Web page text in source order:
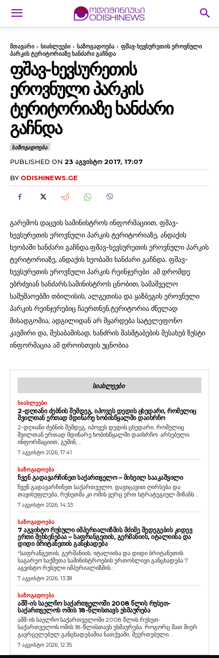
მთავარი სიახლეები საზოგადოება
ფშავ-ხევსურეთის ეროვნული
პარკის ტერიტორიაზე ხანძარი გაჩნდა
ᲤᲨᲐᲕ-ᲮᲔᲕᲡᲣᲠᲔᲗᲘᲡ
ᲔᲠᲝᲕᲜᲣᲚᲘ ᲞᲐᲠᲙᲘᲡ
ᲢᲔᲠᲘᲢᲝᲠᲘᲐᲖᲔ ᲮᲐᲜᲫᲐᲠᲘ
ᲒᲐᲩᲜᲓᲐ
ᲡᲐᲖᲝᲒᲐᲓᲝᲔᲑᲐ
PUBLISHED ON 23 ᲐᲒᲕᲘᲡᲢᲝ 2017, 17:07
BY ODISHINEWS.GE
გარემოს დაცვის სამინისტროს ინფორმაციით, ფშავ-
ხევსურეთის ეროვნული პარკის ტერიტორიაზე, ანდაქის
ხეობაში ხანძარი გაჩნდა.ფშავ-ხევსურეთის ეროვნული პარკის
ტერიტორიაზე, ანდაქის ხეობაში ხანძარი გაჩნდა. ფშავ-
ხევსურეთის ეროვნული პარკის რეინჯერები ამ დრომდე
ებრძვიან ხანძარს.სამინისტროს ცნობით, სამაშველო
სამუშაოებში თბილისის, ალგეთისა და ყაზბეგის ეროვნული
პარკის რეინჯერებიც ჩაერთნენ.ტერიტორია ძნელად
მისადგომია, ადგილიდან არ მყარდება სატელეფონო
კავშირი და, შესაბამისად, ხანძრის მასშტაბების შესახებ ზუსტი
ინფორმაცია ამ დროისთვის უცნობია
ᲡᲘᲐᲮᲚᲔᲔᲑᲘ
ᲡᲘᲐᲮᲚᲔᲔᲑᲘ
2-ᲓᲦᲘᲐᲜᲘ ᲫᲔᲑᲜᲘᲡ ᲨᲔᲛᲓᲔᲒ, ᲘᲞᲝᲕᲔᲡ ᲓᲔᲓᲘᲡ ᲪᲮᲔᲓᲐᲠᲘ, ᲠᲝᲛᲔᲚᲘᲪ
ᲨᲕᲘᲚᲗᲐᲜ ᲔᲠᲗᲐᲓ ᲛᲓᲘᲜᲐᲠᲔ ᲮᲝᲑᲘᲡᲬᲧᲐᲚᲨᲘ ᲓᲐᲘᲮᲠᲩᲝ
2-დღიანი ძებნის შემდეგ, იპოვეს დედის ცხედარი, რომელიც
შვილთან ერთად მდინარე ხობისწყალში დაიხრჩო. არსებული
ინფორმაციით, გუშინ,...
7 აგვისტო 2026, 17:41
ᲡᲐᲖᲝᲒᲐᲓᲝᲔᲑᲐ
ᲩᲕᲔᲜ ᲒᲐᲓᲐᲕᲐᲠᲩᲘᲜᲔᲗ ᲡᲐᲥᲐᲠᲗᲕᲔᲚᲝ – ᲛᲘᲮᲔᲘᲚ ᲡᲐᲐᲙᲐᲨᲕᲘᲚᲘ
ჩვენ გადავარჩინეთ საქართველო, დავიცავით ღირსება და
თავისუფლება, რუსეთმა კი ომის ვერც ერთ სტრატეგიულ მიზანს...
7 აგვისტო 2026, 14:33
ᲡᲐᲖᲝᲒᲐᲓᲝᲔᲑᲐ
7 ᲐᲒᲕᲘᲡᲢᲝ ᲠᲣᲡᲣᲚᲘ ᲘᲛᲞᲔᲠᲘᲐᲚᲘᲖᲛᲘᲡ ᲛᲫᲘᲛᲔ ᲨᲔᲓᲔᲒᲔᲑᲘᲡ ᲙᲘᲓᲔᲕ
ᲔᲠᲗᲘ ᲨᲔᲮᲡᲔᲜᲔᲑᲐᲐ – ᲡᲐᲤᲠᲐᲜᲒᲔᲗᲘᲡ, ᲒᲔᲠᲛᲐᲜᲘᲘᲡ, ᲘᲢᲐᲚᲘᲘᲡᲐ ᲓᲐ
ᲓᲘᲓᲘ ᲑᲠᲘᲢᲐᲜᲔᲗᲘᲡ ᲒᲐᲜᲪᲮᲐᲓᲔᲑᲐ
“საფრანგეთის, გერმანიის, იტალიისა და დიდი ბრიტანეთის
საგარეო საქმეთა სამინისტროების ერთობლივი განცხადება 7
აგვისტო რუსული იმპერიალიზმის...
7 აგვისტო 2026, 13:38
ᲡᲐᲖᲝᲒᲐᲓᲝᲔᲑᲐ
ᲐᲨᲨ-ᲘᲡ ᲡᲐᲔᲚᲩᲝ ᲡᲐᲥᲐᲠᲗᲕᲔᲚᲝᲨᲘ 2008 ᲬᲚᲘᲡ ᲠᲣᲡᲔᲗ-
ᲡᲐᲥᲐᲠᲗᲕᲔᲚᲝᲡ ᲝᲛᲘᲡ 18-ᲬᲚᲘᲡᲗᲐᲕᲡ ᲔᲮᲛᲐᲣᲠᲔᲑᲐ
აშშ-ის საელჩო საქართველოში 2008 წლის რუსეთ-
საქართველოს ომის 18-წლისთავს ეხმაურება. როგორც მათ მიერ
გავრცელებულ განცხადებაშია ნათქვამი, შეერთებული...
7 აგვისტო 2026, 12:35